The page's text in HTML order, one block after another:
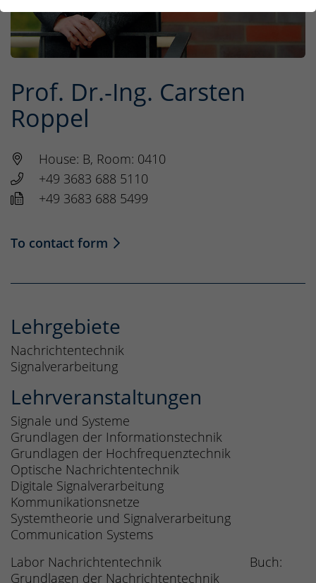
Prof. Dr.-Ing. Carsten
Roppel
House: B, Room: 0410
+49 3683 688 5110
+49 3683 688 5499
To contact form
Lehrgebiete
Nachrichtentechnik
Signalverarbeitung
Lehrveranstaltungen
Signale und Systeme
Grundlagen der Informationstechnik
Grundlagen der Hochfrequenztechnik
Optische Nachrichtentechnik
Digitale Signalverarbeitung
Kommunikationsnetze
Systemtheorie und Signalverarbeitung
Communication Systems
Labor Nachrichtentechnik Buch:
Grundlagen der Nachrichtentechnik